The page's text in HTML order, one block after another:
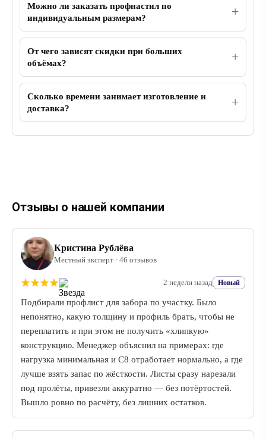
Можно ли заказать профнастил по
индивидуальным размерам?
От чего зависят скидки при больших
объёмах?
Сколько времени занимает изготовление и
доставка?
Отзывы о нашей компании
Кристина Рублёва
Местный эксперт · 46 отзывов
2 недели назад Новый
Подбирали профлист для забора по участку. Было
непонятно, какую толщину и профиль брать, чтобы не
переплатить и при этом не получить «хлипкую»
конструкцию. Менеджер объяснил на примерах: где
нагрузка минимальная и С8 отработает нормально, а где
лучше взять запас по жёсткости. Листы сразу нарезали
под пролёты, привезли аккуратно — без потёртостей.
Вышло ровно по расчёту, без лишних остатков.